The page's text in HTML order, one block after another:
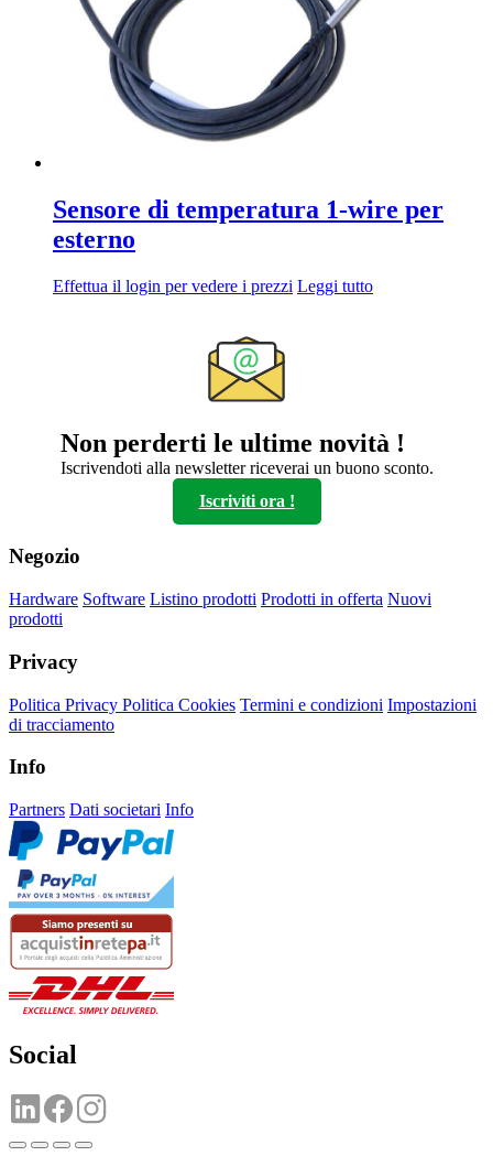
Sensore di temperatura 1-wire per
esterno
Effettua il login per vedere i prezzi Leggi tutto
Non perderti le ultime novità !
Iscrivendoti alla newsletter riceverai un buono sconto.
Iscriviti ora !
Negozio
Hardware Software Listino prodotti Prodotti in offerta Nuovi
prodotti
Privacy
Politica Privacy Politica Cookies Termini e condizioni Impostazioni
di tracciamento
Info
Partners Dati societari Info
Social